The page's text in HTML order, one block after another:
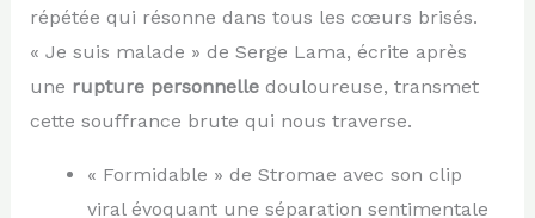
répétée qui résonne dans tous les cœurs brisés.
« Je suis malade » de Serge Lama, écrite après
une rupture personnelledouloureuse, transmet
cette souffrance brute qui nous traverse.
« Formidable » de Stromae avec son clip
viral évoquant une séparation sentimentale